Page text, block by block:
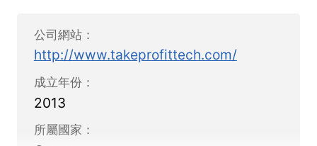
公司網站：
http://www.takeprofittech.com/
成立年份：
2013
所屬國家：